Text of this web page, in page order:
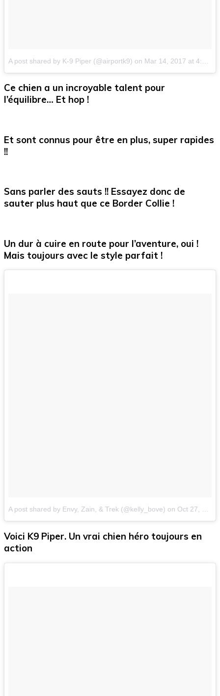
A post shared by K-9 Piper (@airportk9) on Mar 14, 2017 at 4:04pm PDT
Ce chien a un incroyable talent pour
l’équilibre… Et hop !
Et sont connus pour être en plus, super rapides
!!
Sans parler des sauts !! Essayez donc de
sauter plus haut que ce Border Collie !
Un dur à cuire en route pour l’aventure, oui !
Mais toujours avec le style parfait !
A post shared by Envy, Zain, & Trek (@kelly_bove) on Oct 27, 2016 at 3:05am PDT
Voici K9 Piper. Un vrai chien héro toujours en
action